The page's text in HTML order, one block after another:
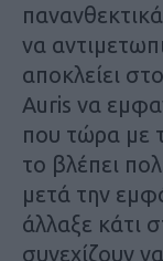
να
αποκλείει
Αuris να
που τώρα με
το βλέπει
μετά την
άλλαξε κάτι
συνεχίζουν